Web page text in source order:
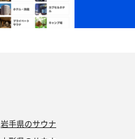
岩手県のサウナ